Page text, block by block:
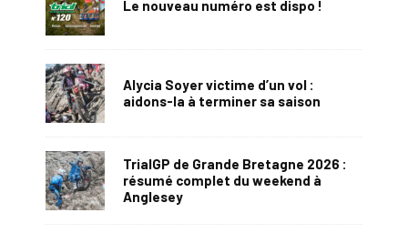
Le nouveau numéro est dispo !
Alycia Soyer victime d’un vol :
aidons-la à terminer sa saison
TrialGP de Grande Bretagne 2026 :
résumé complet du weekend à
Anglesey